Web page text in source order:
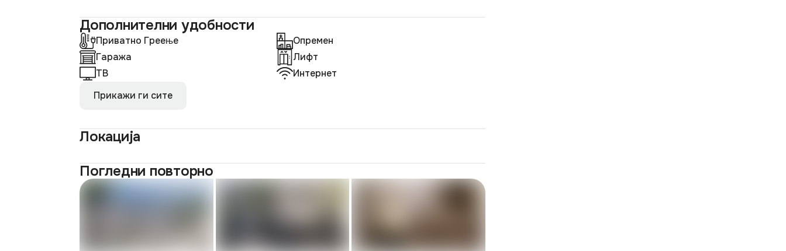
Дополнителни удобности
Приватно Греење
Опремен
Гаража
Лифт
ТВ
Интернет
Прикажи ги сите
Локација
Погледни повторно